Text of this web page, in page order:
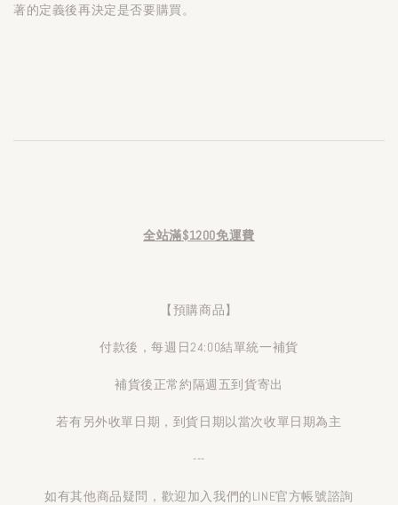
著的定義後再決定是否要購買。
全站滿$1200免運費
【預購商品】
付款後，每週日24:00結單統一補貨
補貨後正常約隔週五到貨寄出
若有另外收單日期，到貨日期以當次收單日期為主
---
如有其他商品疑問，歡迎加入我們的LINE官方帳號諮詢